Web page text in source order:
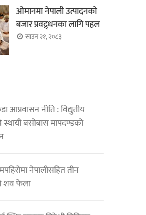
ओमानमा नेपाली उत्पादनको
बजार प्रवद्र्धनका लागि पहल
साउन २१, २०८३
आप्रवासन नीति : विद्युतीय
स्थायी बसोबास मापदण्डको
नेपालीसहित तीन
शव फेला